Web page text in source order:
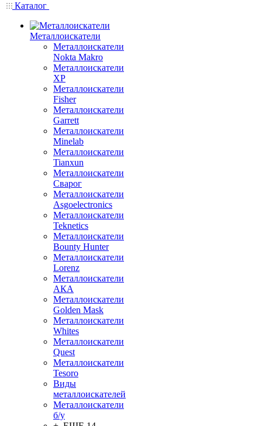
Каталог
Металлоискатели
Металлоискатели
Nokta Makro
Металлоискатели
XP
Металлоискатели
Fisher
Металлоискатели
Garrett
Металлоискатели
Minelab
Металлоискатели
Tianxun
Металлоискатели
Сварог
Металлоискатели
Asgoelectronics
Металлоискатели
Teknetics
Металлоискатели
Bounty Hunter
Металлоискатели
Lorenz
Металлоискатели
АКА
Металлоискатели
Golden Mask
Металлоискатели
Whites
Металлоискатели
Quest
Металлоискатели
Tesoro
Виды
металлоискателей
Металлоискатели
б/у